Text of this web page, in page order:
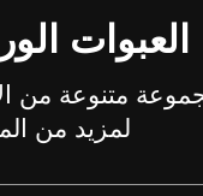
العبوات
لمزيد من